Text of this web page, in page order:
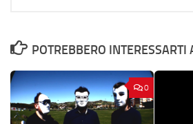
POTREBBERO INTERESSARTI
0